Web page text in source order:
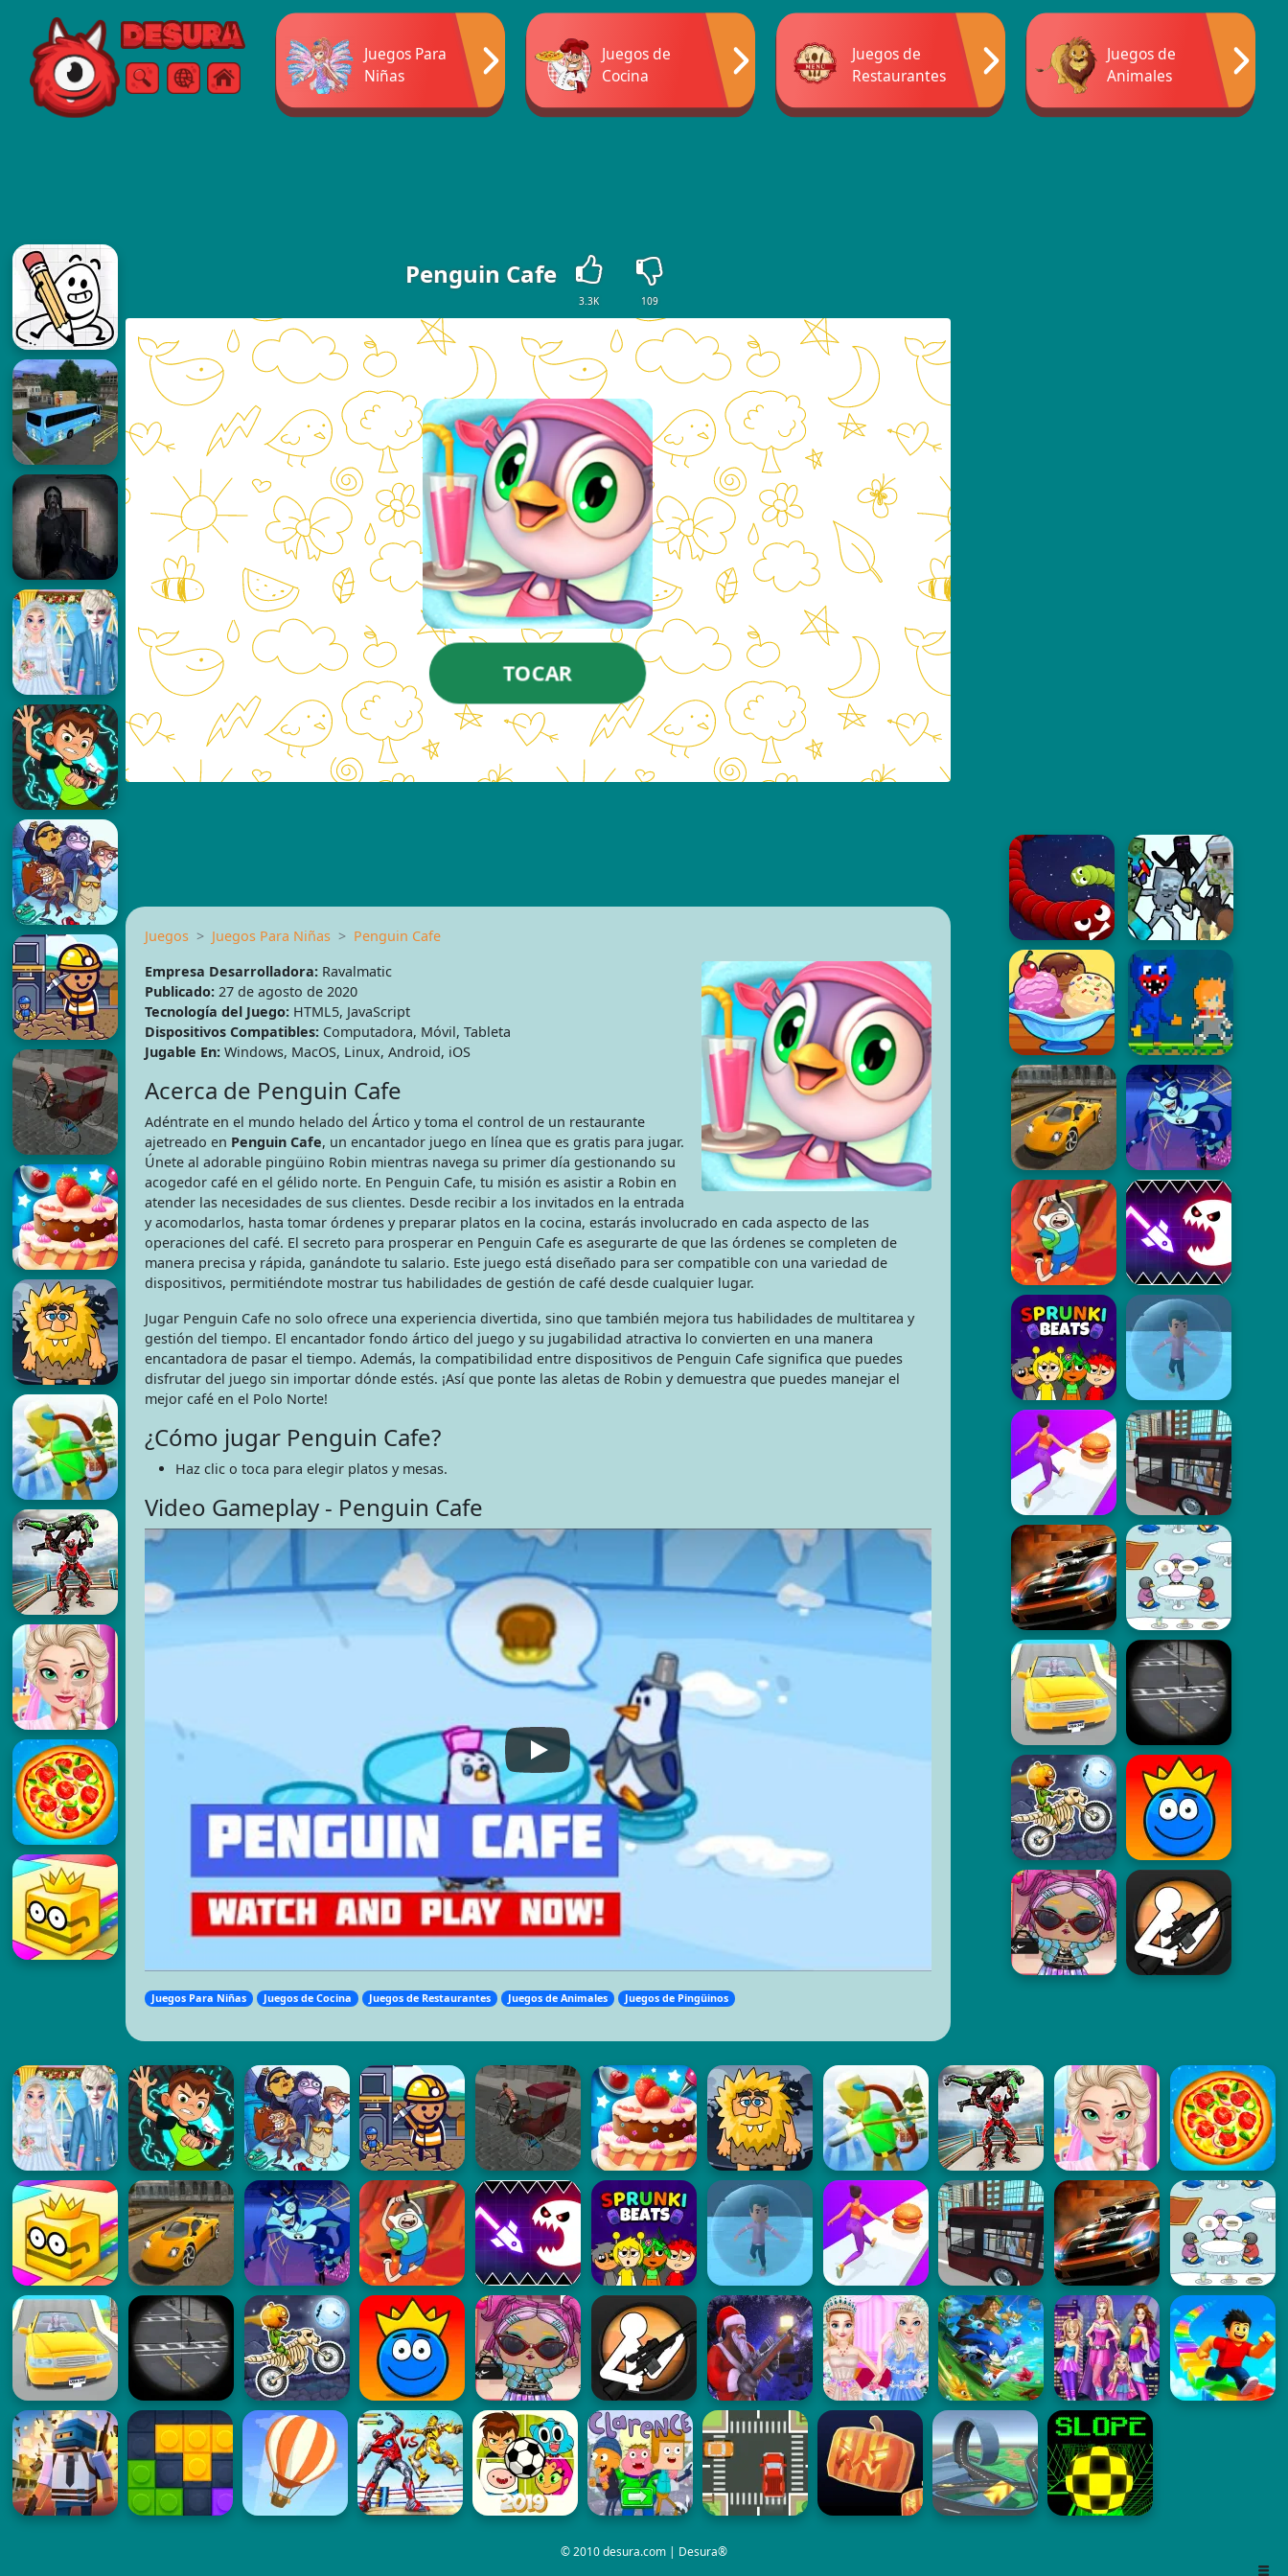
Free Online Games
BuscarMenú
Juegos Para
Niñas
Juegos de
Cocina
Juegos de
Restaurantes
Juegos de
Animales
Penguin Cafe
3.3K 109
TOCAR
Juegos Juegos Para Niñas
Penguin Cafe
Empresa Desarrolladora:Ravalmatic
Publicado:27 de agosto de 2020
Tecnología del Juego:HTML5, JavaScript
Dispositivos Compatibles:Computadora, Móvil, Tableta
Jugable En:Windows, MacOS, Linux, Android, iOS
Acerca de Penguin Cafe
Adéntrate en el mundo helado del Ártico y toma el control de un restaurante
ajetreado en Penguin Cafe, un encantador juego en línea que es gratis para jugar.
Únete al adorable pingüino Robin mientras navega su primer día gestionando su
acogedor café en el gélido norte. En Penguin Cafe, tu misión es asistir a Robin en
atender las necesidades de sus clientes. Desde recibir a los invitados en la entrada
y acomodarlos, hasta tomar órdenes y preparar platos en la cocina, estarás involucrado en cada aspecto de las
operaciones del café. El secreto para prosperar en Penguin Cafe es asegurarte de que las órdenes se completen de
manera precisa y rápida, ganándote tu salario. Este juego está diseñado para ser compatible con una variedad de
dispositivos, permitiéndote mostrar tus habilidades de gestión de café desde cualquier lugar.
Jugar Penguin Cafe no solo ofrece una experiencia divertida, sino que también mejora tus habilidades de multitarea y
gestión del tiempo. El encantador fondo ártico del juego y su jugabilidad atractiva lo convierten en una manera
encantadora de pasar el tiempo. Además, la compatibilidad entre dispositivos de Penguin Cafe significa que puedes
disfrutar del juego sin importar dónde estés. ¡Así que ponte las aletas de Robin y demuestra que puedes manejar el
mejor café en el Polo Norte!
¿Cómo jugar Penguin Cafe?
Haz clic o toca para elegir platos y mesas.
Video Gameplay - Penguin Cafe
Juegos Para Niñas Juegos de Cocina Juegos de Restaurantes Juegos de Animales Juegos de Pingüinos
© 2010 desura.com | Desura®